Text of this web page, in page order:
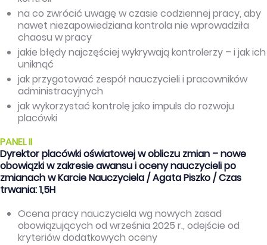
na co zwrócić uwagę w czasie codziennej pracy, aby
nawet niezapowiedziana kontrola nie wprowadziła
chaosu w pracy
jakie błędy najczęściej wykrywają kontrolerzy – i jak ich
uniknąć
jak przygotować zespół nauczycieli i pracowników
administracyjnych
jak wykorzystać kontrolę jako impuls do rozwoju
placówki
PANEL II
Dyrektor placówki oświatowej w obliczu zmian – nowe
obowiązki w zakresie awansu i oceny nauczycieli po
zmianach w Karcie Nauczyciela / Agata Piszko / Czas
trwania: 1,5H
Ocena pracy nauczyciela wg nowych zasad
obowiązujących od września 2025 r., odejście od
kryteriów dodatkowych oceny